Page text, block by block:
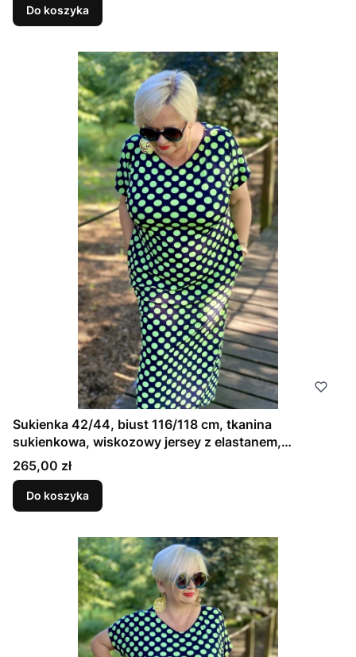
Do koszyka
Sukienka 42/44, biust 116/118 cm, tkanina
sukienkowa, wiskozowy jersey z elastanem,
wygodna, na duży biust, GRANATOWA W ZIELONE
GROCHY
Cena
265,00 zł
Do koszyka